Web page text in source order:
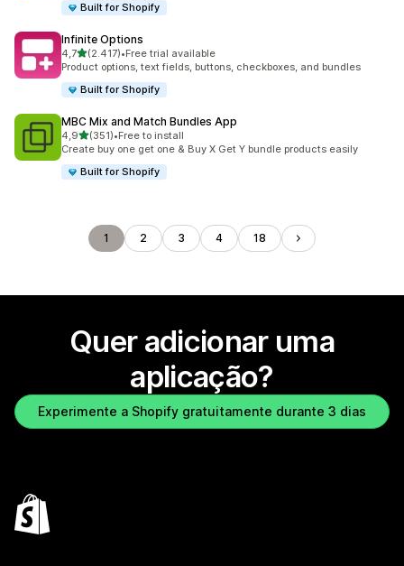
Built for Shopify
Infinite Options
4,7de 5 estrelas
(2.417)
2417 total de avaliações
•Free trial available
Product options, text fields, buttons, checkboxes, and bundles
Built for Shopify
MBC Mix and Match Bundles App
4,9de 5 estrelas
(351)
351 total de avaliações
•Free to install
Create buy one get one & Buy X Get Y bundle products easily
Built for Shopify
1 2 3 4 18
Quer adicionar uma
aplicação?
Experimente a Shopify gratuitamente durante 3 dias